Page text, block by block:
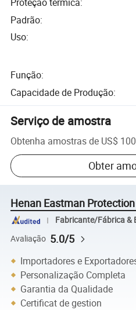
Padrão:
Uso:
Função:
Capacidade de Produção:
Serviço de amostra
Obtenha amostras de US$
Obter
Henan Eastman
Fabricante/Fábrica &
Avaliação 5.0/5
Importadores e
Personalização Completa
Garantia da Qualidade
Certificat de gestion